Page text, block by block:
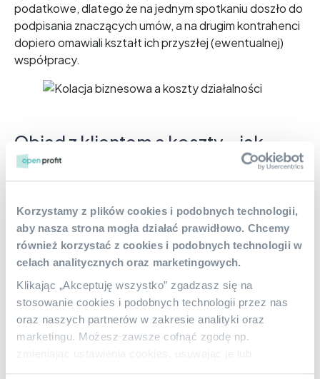
Korzystamy z plików cookies i podobnych technologii,
aby nasza strona mogła działać prawidłowo. Chcemy
również korzystać z cookies i podobnych technologii w
celach analitycznych oraz marketingowych.
Klikając „Akceptuję wszystko” zgadzasz się na
stosowanie cookies i podobnych technologii przez nas
oraz naszych partnerów w zakresie analityki oraz
marketingu. Możesz zawsze cofnąć zgodę np.
podatkowe, dlatego że na jednym spotkaniu doszło do
podpisania znaczących umów, a na drugim kontrahenci
dopiero omawiali kształt ich przyszłej (ewentualnej)
współpracy.
Obiad z klientem a koszty – jak
rozliczać?
Spotkania biznesowe przy obiedzie to część
codziennej pracy wielu przedsiębiorców.
Podstawowe pytanie, które się pojawia, to jak
prawidłowo rozliczyć takie wydatki?Jak
podatkowego, koszty związane z organizacją spotkań
biznesowych mogą być zaliczone do kosztów
uzyskania przychodu. Ważne jest jednak, aby pamiętać
o kilku zasadach związanych z dokumentacją.